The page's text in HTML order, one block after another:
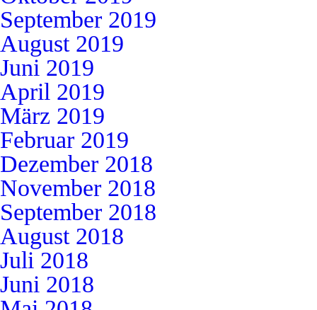
September 2019
August 2019
Juni 2019
April 2019
März 2019
Februar 2019
Dezember 2018
November 2018
September 2018
August 2018
Juli 2018
Juni 2018